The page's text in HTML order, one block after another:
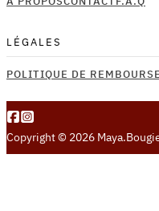
page
LÉGALES
POLITIQUE DE
Copyright © 2026